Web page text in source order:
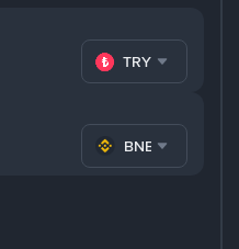
TRY
BNB